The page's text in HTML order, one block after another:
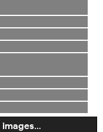
images…